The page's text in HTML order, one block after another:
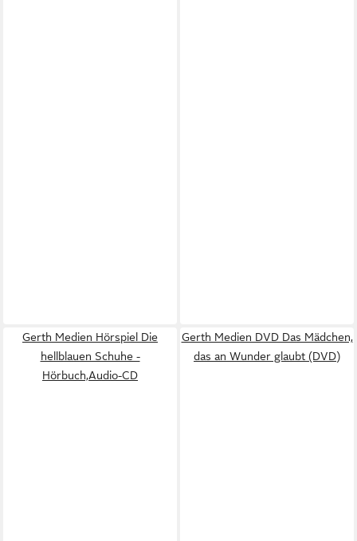
Gerth Medien Hörspiel Die
hellblauen Schuhe -
Hörbuch,Audio-CD
Gerth Medien DVD Das Mädchen,
das an Wunder glaubt (DVD)